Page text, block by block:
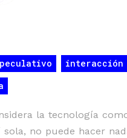
interacción
la tecnología
no puede hacer